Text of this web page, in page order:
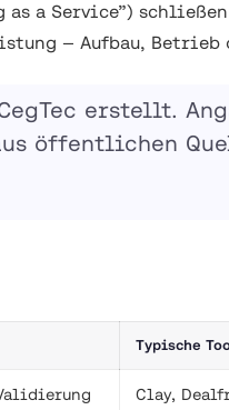
as a Service”)
— Aufbau, Betrieb
erstellt.
öffentlichen
Typische
Clay,